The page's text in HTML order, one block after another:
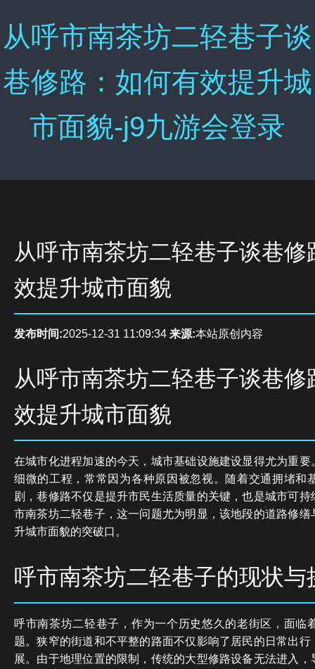
从呼市南茶坊二轻巷子谈
巷修路：如何有效提升城
市面貌-j9九游会登录
从呼市南茶坊二轻巷子谈巷修
效提升城市面貌
发布时间:2025-12-31 11:09:34 来源:本站原创内容
从呼市南茶坊二轻巷子谈巷修
效提升城市面貌
在城市化进程加速的今天，城市基础设施建设显得尤为重
细微的工程，常常因为各种原因被忽视。随着交通拥堵和
剧，巷修路不仅是提升市民生活质量的关键，也是城市可
市南茶坊二轻巷子，这一问题尤为明显，该地段的道路修
升城市面貌的突破口。
呼市南茶坊二轻巷子的现状与
呼市南茶坊二轻巷子，作为一个历史悠久的老街区，面临
题。狭窄的街道和不平整的路面不仅影响了居民的日常出
展。由于地理位置的限制，传统的大型修路设备无法进入